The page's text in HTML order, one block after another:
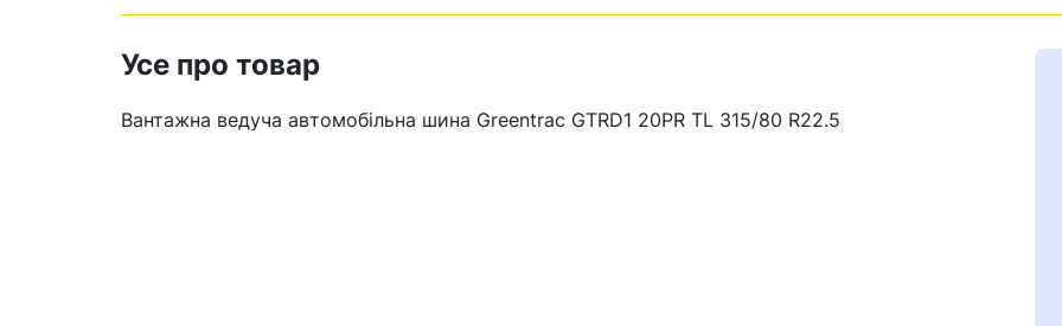
Усе про товар
Вантажна ведуча автомобільна шина Greentrac GTRD1 20PR TL 315/80 R22.5